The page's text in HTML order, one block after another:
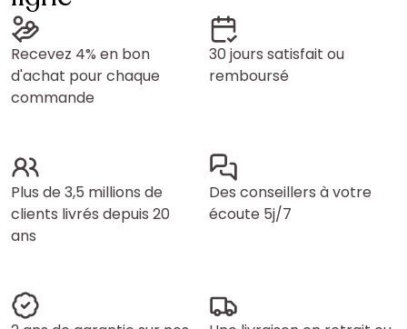
Recevez 4% en bon
d'achat pour chaque
commande
30 jours satisfait ou
remboursé
Plus de 3,5 millions de
clients livrés depuis 20
ans
Des conseillers à votre
écoute 5j/7